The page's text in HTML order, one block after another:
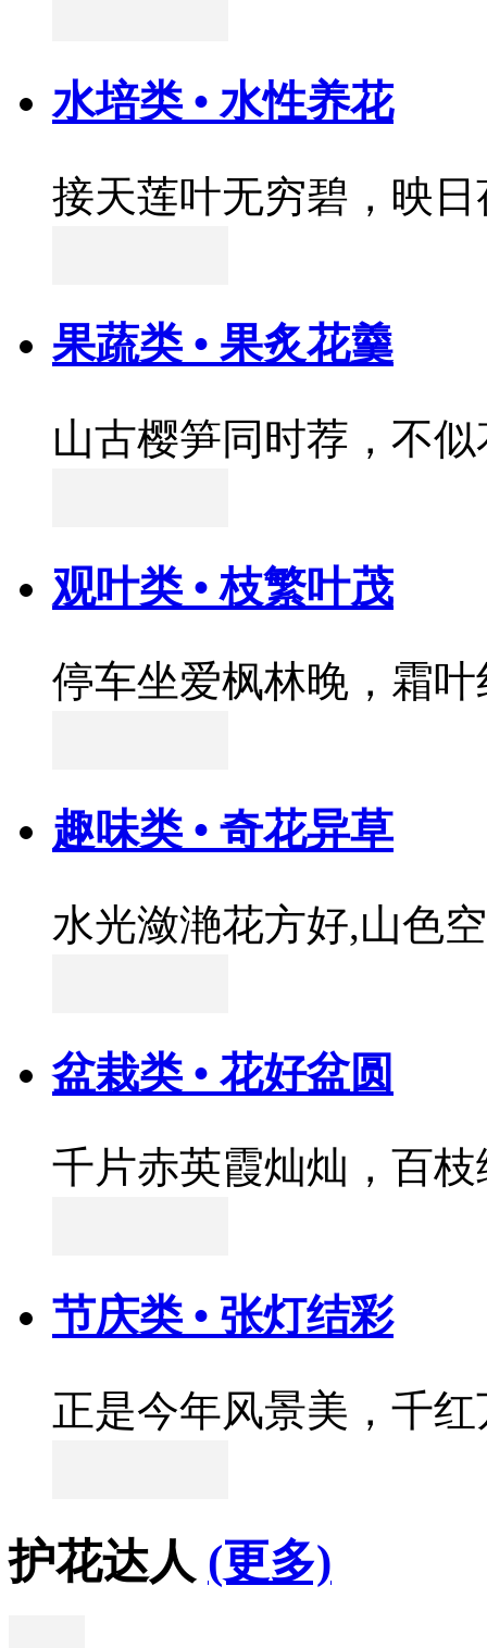
水培类 • 水性养花
接天莲叶无穷碧，映
果蔬类 • 果炙花羹
山古樱笋同时荐，不
观叶类 • 枝繁叶茂
停车坐爱枫林晚，霜
趣味类 • 奇花异草
水光潋滟花方好,山色
盆栽类 • 花好盆圆
千片赤英霞灿灿，百
节庆类 • 张灯结彩
正是今年风景美，千
护花达人 (更多)